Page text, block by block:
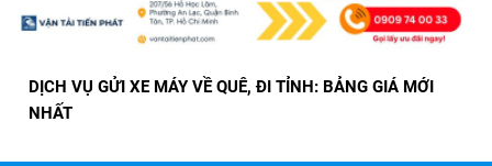
DỊCH VỤ GỬI XE MÁY VỀ QUÊ, ĐI TỈNH: BẢNG GIÁ MỚI
NHẤT